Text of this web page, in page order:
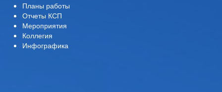
Планы работы
Отчеты КСП
Мероприятия
Коллегия
Инфографика